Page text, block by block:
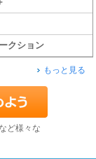
クション
もっと見る
ど様々な